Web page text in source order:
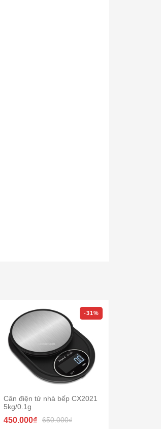
-31%
Cân điện tử nhà bếp CX2021
5kg/0.1g
450.000₫ 650.000₫